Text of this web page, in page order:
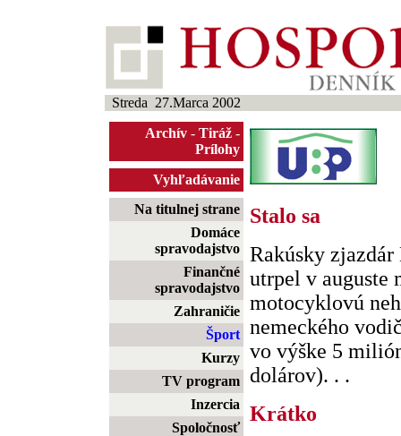
Streda 27.Marca 2002
Archív - Tiráž -
Prílohy
Vyhľadávanie
Na titulnej strane
Domáce
spravodajstvo
Finančné
spravodajstvo
Zahraničie
Šport
Kurzy
TV program
Inzercia
Spoločnosť
Stalo sa
Rakúsky
utrpel v auguste
motocyklovú
nemeckého
vo výške 5
dolárov). . .
Krátko